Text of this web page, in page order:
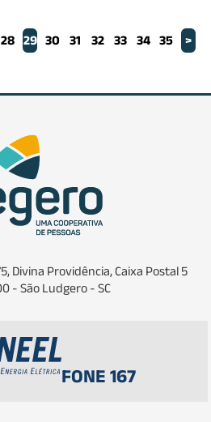
28 29 30 31 32 33 34 35 >
Divina Providência, Caixa Postal 5
- São Ludgero - SC
FONE 167